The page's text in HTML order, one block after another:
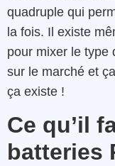
quadruple qui
la fois. Il existe
pour mixer le type
sur le marché et
ça existe !
Ce qu’il
batteries